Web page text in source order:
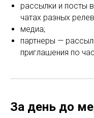
рассылки и посты
чатах разных
медиа;
партнеры —
приглашения по
За день до